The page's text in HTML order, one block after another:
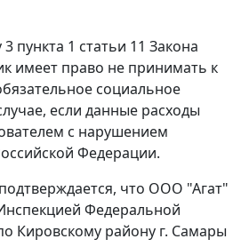
пункта 1 статьи 11 Закона
имеет право не принимать к
социальное
если данные расходы
с нарушением
Федерации.
что ООО "Агат"
Федеральной
Кировскому району г. Самары